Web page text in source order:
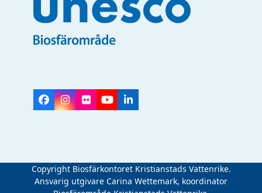
Facebook
Instagram
FlickrYouTubeLinkedIn
Copyright Biosfärkontoret Kristianstads Vattenrike.
Ansvarig utgivare Carina Wettemark, koordinator